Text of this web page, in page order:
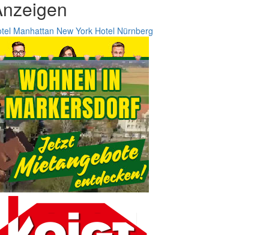
Manhattan New York Hotel Nürnberg